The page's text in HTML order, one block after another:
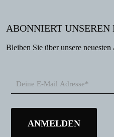
ABONNIERT UNSEREN
Bleiben Sie über unsere